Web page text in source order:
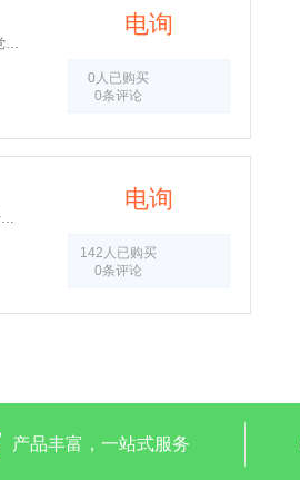
有利于加强基层党组织建设，有利于将熔炼党员队伍落实到实践活动中，有利于为党员队伍增加和培养新鲜血液，有利于加强对党员干部的教育，牢固树立为人民服务的宗旨，增强服务基层，服务群众的意识，活跃基层党组织气氛，增进党员互相之间的了解，使社区形成良好的氛围。
电询
0人已购买
0条评论
火山岛自然生态风景区、完整的滨海火山地质遗迹、国家AAAA级旅游景区、福建十大旅游品牌之一、中心式火山喷发构造形迹、后期风化海蚀地质地貌
电询
142人已购买
0条评论
产品丰富，一站式服务